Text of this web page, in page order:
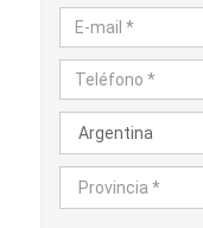
Argentina
Provincia *